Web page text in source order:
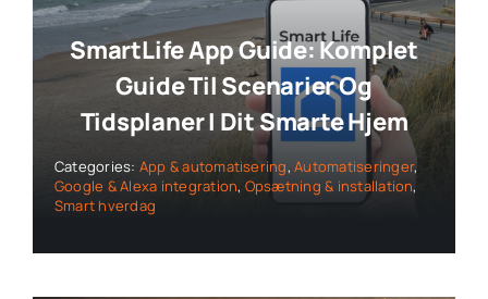
SmartLife App Guide: Komplet
Guide Til Scenarier Og
Tidsplaner I Dit Smarte Hjem
Categories: App & automatisering,Automatiseringer,
Google & Alexa integration, Opsætning & installation,
Smart hverdag